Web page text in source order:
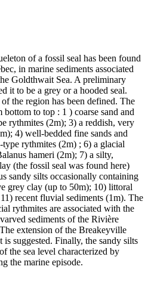
of a fossil seal has been found
in marine sediments associated
Goldthwait Sea. A preliminary
it to be a grey or a hooded seal.
the region has been defined. The
to top : 1 ) coarse sand and
rythmites (2m); 3) a reddish, very
4) well-bedded fine sands and
rythmites (2m) ; 6) a glacial
hameri (2m); 7) a silty,
(the fossil seal was found here)
sandy silts occasionally containing
grey clay (up to 50m); 10) littoral
recent fluvial sediments (1m). The
rythmites are associated with the
sediments of the Rivière
extension of the Breakeyville
is suggested. Finally, the sandy silts
the sea level characterized by
the marine episode.